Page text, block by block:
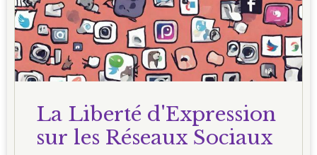
La Liberté d'Expression
sur les Réseaux Sociaux